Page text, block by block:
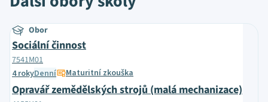
Obor
Sociální činnost
7541M01
4 rokyDenní Maturitní zkouška
Opravář zemědělských strojů (malá mechanizace)